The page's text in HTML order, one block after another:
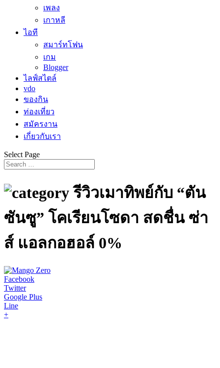
เพลง
เกาหลี
ไอที
สมาร์ทโฟน
เกม
Blogger
ไลฟ์สไตล์
vdo
ของกิน
ท่องเที่ยว
สมัครงาน
เกี่ยวกับเรา
Select Page
รีวิวเมาทิพย์กับ “ตัน
ซันซู” โคเรียนโซดา สดชื่น ซ่า
ส์ แอลกอฮอล์ 0%
Facebook
Twitter
Google Plus
Line
+